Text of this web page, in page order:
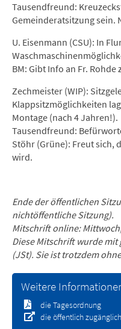
Tausendfreund:
Gemeinderatsitzung sein.
U. Eisenmann (CSU): In
BM: Gibt Info an Fr. Rohde
Zechmeister (WIP):
Klappsitzmöglichkeiten
Montage (nach 4 Jahren!).
Tausendfreund:
Stöhr (Grüne): Freut sich,
wird.
Ende der öffentlichen
nichtöffentliche Sitzung).
Mitschrift online:
Diese Mitschrift wurde
(JSt). Sie ist trotzdem
Weitere
die Tagesordnung
die öffentlich